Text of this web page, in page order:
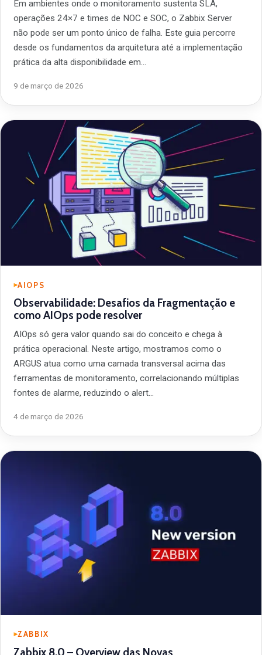
Em ambientes onde o monitoramento sustenta SLA,
operações 24×7 e times de NOC e SOC, o Zabbix Server
não pode ser um ponto único de falha. Este guia percorre
desde os fundamentos da arquitetura até a implementação
prática da alta disponibilidade em…
9 de março de 2026
AIOPS
Observabilidade: Desafios da Fragmentação e
como AIOps pode resolver
AIOps só gera valor quando sai do conceito e chega à
prática operacional. Neste artigo, mostramos como o
ARGUS atua como uma camada transversal acima das
ferramentas de monitoramento, correlacionando múltiplas
fontes de alarme, reduzindo o alert…
4 de março de 2026
ZABBIX
Zabbix 8.0 – Overview das Novas